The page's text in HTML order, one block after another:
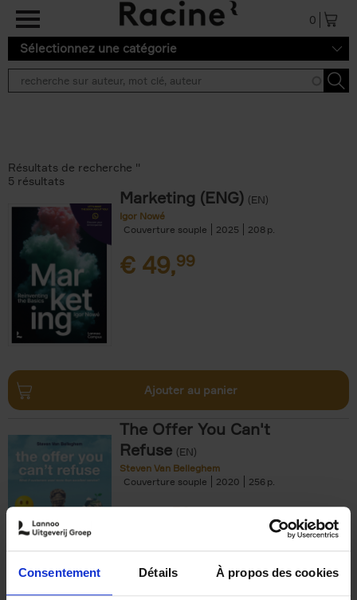
Consentement Détails À propos des cookies
Aller au contenu principal
0
Sélectionnez une catégorie
Résultats de recherche ''
5 résultats
Marketing (ENG) (EN)
Igor Nowé
Couverture souple
2025 208
€ 49,99
Ajouter au panier
The Offer You Can't
Refuse (EN)
Steven Van Belleghem
Couverture souple
2020 256
€37,50